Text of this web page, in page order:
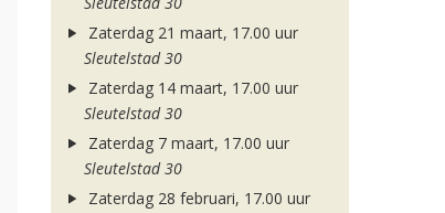
Zaterdag 21 maart, 17.00 uur
Sleutelstad 30
Zaterdag 14 maart, 17.00 uur
Sleutelstad 30
Zaterdag 7 maart, 17.00 uur
Sleutelstad 30
Zaterdag 28 februari, 17.00 uur